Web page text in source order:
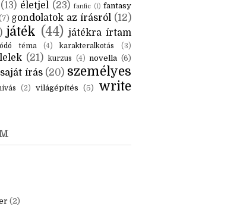
(6) ceruzanyomok (6)
(13) életjel (23) fanfic (1) fantasy
gondolatok az írásról (12)
játék (44) játékra írtam
téma (4) karakteralkotás (3)